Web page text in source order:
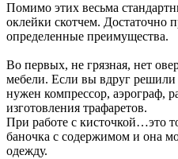
Помимо этих весьма
оклейки скотчем. Достаточно
определенные преимущества.
Во первых, не грязная, нет
мебели. Если вы вдруг
нужен компрессор, аэрограф,
изготовления трафаретов.
При работе с кисточкой…это
баночка с содержимом и она
одежду.